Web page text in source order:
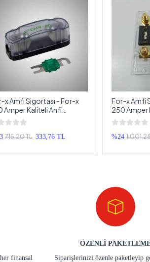
Amfi Sigortası - For-x
Amper Kaliteli Anfi
715,20 TL 333,76 TL
For-x Amfi
250 Amper
Anfi Sigortası
%24
finansal
ÖZENLİ
Siparişlerinizi özenle paketleyip